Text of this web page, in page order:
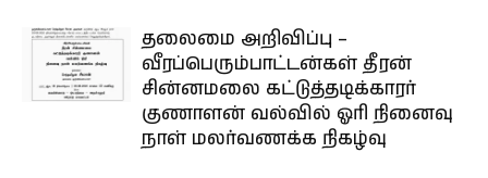
தலைமை அறிவிப்பு –
வீரப்பெரும்பாட்டன்கள் தீரன்
சின்னமலை கட்டுத்தடிக்காரர்
குணாளன் வல்வில் ஓரி நினைவு
நாள் மலர்வணக்க நிகழ்வு